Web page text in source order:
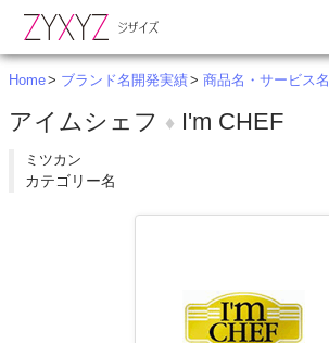
Home ブランド名開発実績 商品名・サービス名
アイムシェフ ♦ I'm CHEF
ミツカン
カテゴリー名